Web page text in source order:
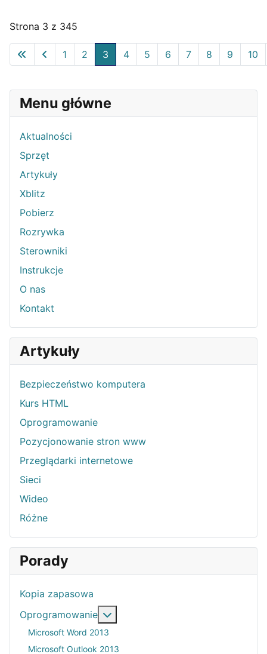
Menu główne
Aktualności
Sprzęt
Artykuły
Xblitz
Pobierz
Rozrywka
Sterowniki
Instrukcje
O nas
Kontakt
Artykuły
Bezpieczeństwo komputera
Kurs HTML
Oprogramowanie
Pozycjonowanie stron www
Przeglądarki internetowe
Sieci
Wideo
Różne
Porady
Kopia zapasowa
Oprogramowanie
Microsoft Word 2013
Microsoft Outlook 2013
Strona 3 z 345
1 2 3 4 5 6 7 8 9 10